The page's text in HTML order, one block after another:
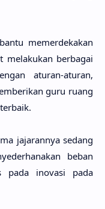
memerdekakan
melakukan berbagai
aturan-aturan,
guru ruang
jajarannya sedang
beban
pada inovasi pada